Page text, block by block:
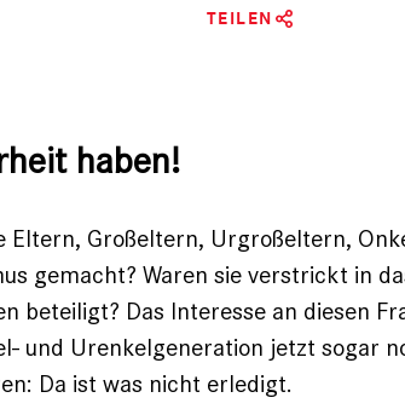
TEILEN
haben!
Eltern, Großeltern, Urgroßeltern,
gemacht? Waren sie verstrickt in
beteiligt? Das Interesse an diesen
und Urenkelgeneration jetzt sogar
Da ist was nicht erledigt.